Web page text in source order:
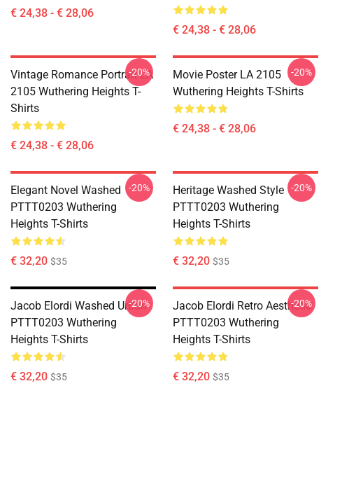
€ 24,38 - € 28,06
€ 24,38 - € 28,06
Vintage Romance Portrait LA
2105 Wuthering Heights T-
Shirts
€ 24,38 - € 28,06
-20%
Movie Poster LA 2105
Wuthering Heights T-Shirts
€ 24,38 - € 28,06
-20%
Elegant Novel Washed
PTTT0203 Wuthering
Heights T-Shirts
€ 32,20 $35
-20%
Heritage Washed Style
PTTT0203 Wuthering
Heights T-Shirts
€ 32,20 $35
-20%
Jacob Elordi Washed Urban
PTTT0203 Wuthering
Heights T-Shirts
€ 32,20 $35
-20%
Jacob Elordi Retro Aesthetic
PTTT0203 Wuthering
Heights T-Shirts
€ 32,20 $35
-20%